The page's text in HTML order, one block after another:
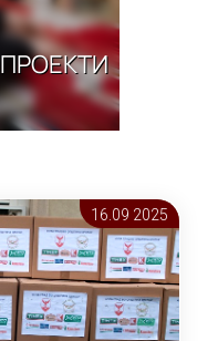
ПРОЕКТИ
16.09 2025